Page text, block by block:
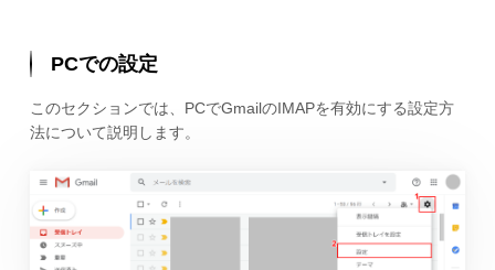
PCでの設定
このセクションでは、PCでGmailのIMAPを有効にする設定方
法について説明します。